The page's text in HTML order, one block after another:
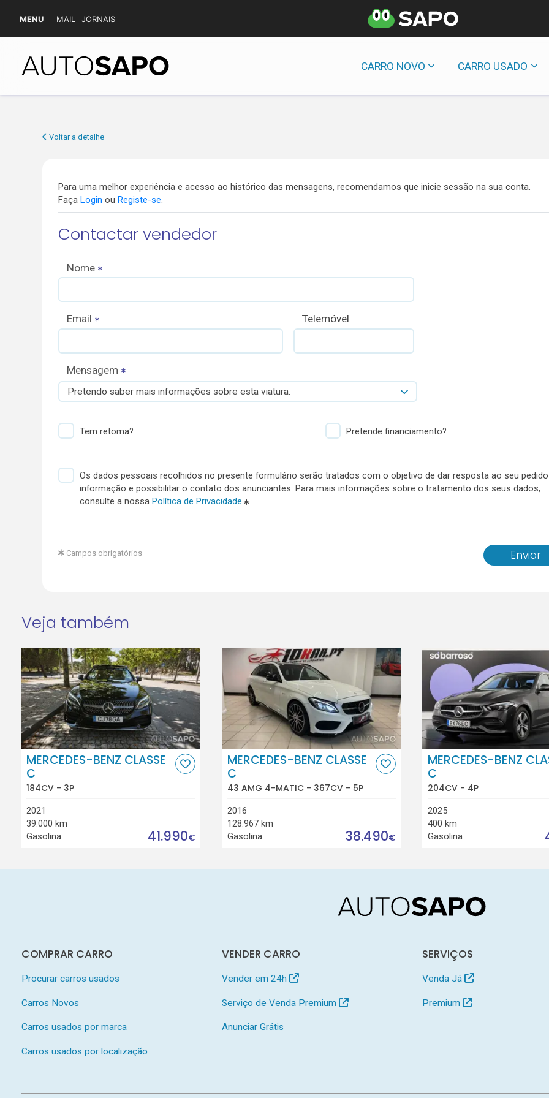
MENU MAIL JORNAIS
CARRO NOVO CARRO USADO
Voltar a detalhe
Para uma melhor experiência e acesso ao histórico das mensagens, recomendamos que inicie sessão na sua conta.
Faça Login ou Registe-se.
Contactar vendedor
Nome
Email Telemóvel
Mensagem
Pretendo saber mais informações sobre esta viatura.
Tem retoma? Pretende financiamento?
Os dados pessoais recolhidos no presente formulário serão tratados com o objetivo de dar resposta ao seu
informação e possibilitar o contato dos anunciantes. Para mais informações sobre o tratamento dos seus dados,
consulte a nossa Política de Privacidade
Enviar
Campos obrigatórios
Veja também
MERCEDES-BENZ CLASSE
C
184CV - 3P
2021
39.000 km
Gasolina
41.990€
MERCEDES-BENZ CLASSE
C
43 AMG 4-MATIC - 367CV - 5P
2016
128.967 km
Gasolina
38.490€
MERCEDES-BENZ
C
204CV - 4P
2025
400 km
Gasolina
COMPRAR CARRO
Procurar carros usados
Carros Novos
Carros usados por marca
Carros usados por localização
VENDER CARRO
Vender em 24h
Serviço de Venda Premium
Anunciar Grátis
SERVIÇOS
Venda Já
Premium